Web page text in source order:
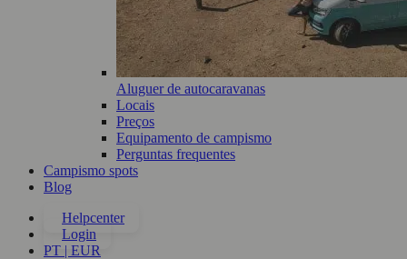
Aluguer de autocaravanas
Locais
Preços
Equipamento de campismo
Perguntas frequentes
Campismo spots
Blog
Helpcenter
Login
PT | EUR